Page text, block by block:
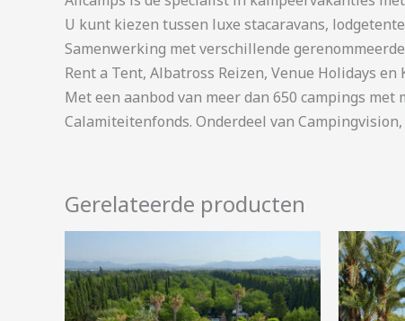
U kunt kiezen tussen luxe stacaravans,
Samenwerking met verschillende
Rent a Tent, Albatross Reizen, Venue Holidays
Met een aanbod van meer dan 650 campings met
Calamiteitenfonds. Onderdeel van
Gerelateerde producten